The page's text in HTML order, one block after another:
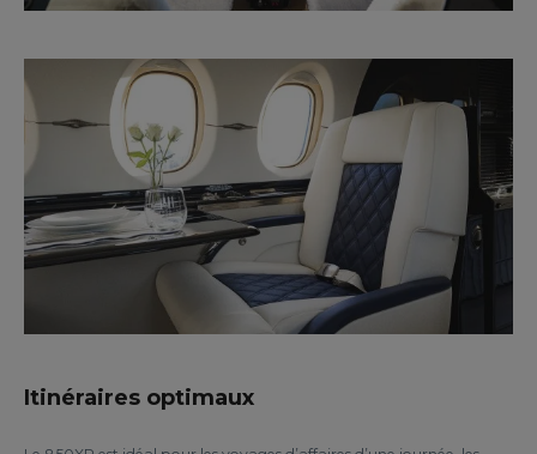
Itinéraires optimaux